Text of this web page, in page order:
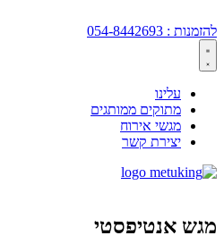
להזמנות : 054-8442693
עלינו
מתוקים ממותגים
מגשי אירוח
יצירת קשר
מגש אנטיפסטי